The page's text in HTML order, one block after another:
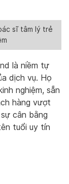
sĩ tâm lý trẻ
là niềm tự
dịch vụ. Họ
nghiệm, sẵn
hàng vượt
cân bằng
tuổi uy tín